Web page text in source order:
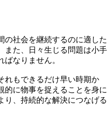
の社会を継続するのに適した
また、日々生じる問題は小手
なりません。
れもできるだけ早い時期か
的に物事を捉えることを身に
り、持続的な解決につなげる